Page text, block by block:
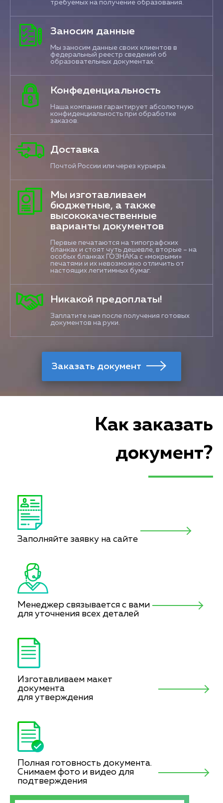
требуемых на получение образования.
Заносим данные
Мы заносим данные своих клиентов в
федеральный реестр сведений об
образовательных документах.
Конфеденциальность
Наша компания гарантирует абсолютную
конфиденциальность при обработке
заказов.
Доставка
Почтой России или через курьера.
Мы изготавливаем
бюджетные, а также
высококачественные
варианты документов
Первые печатаются на типографских
бланках и стоят чуть дешевле, вторые – на
особых бланках ГОЗНАКа с «мокрыми»
печатями и их невозможно отличить от
настоящих легитимных бумаг.
Никакой предоплаты!
Заплатите нам после получения готовых
документов на руки.
Как заказать
документ?
Заполняйте заявку на сайте
Менеджер связывается с вами
для уточнения всех деталей
Изготавливаем макет
документа
для утверждения
Полная готовность документа.
Снимаем фото и видео для
подтверждения